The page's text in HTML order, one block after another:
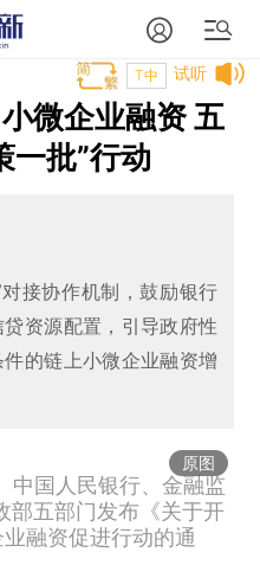
试听
T中
微企业融资 五
一批”行动
接协作机制，鼓励银行
资源配置，引导政府性
的链上小微企业融资增
原图
中国人民银行、金融监
部五部门发布《关于开
业融资促进行动的通